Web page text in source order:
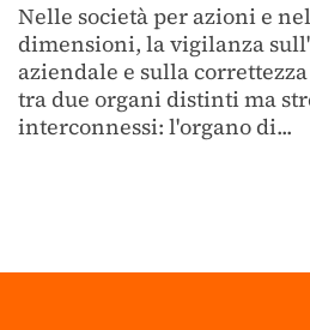
Nelle società per azioni e
dimensioni, la vigilanza
aziendale e sulla
tra due organi distinti ma
interconnessi: l'organo di...